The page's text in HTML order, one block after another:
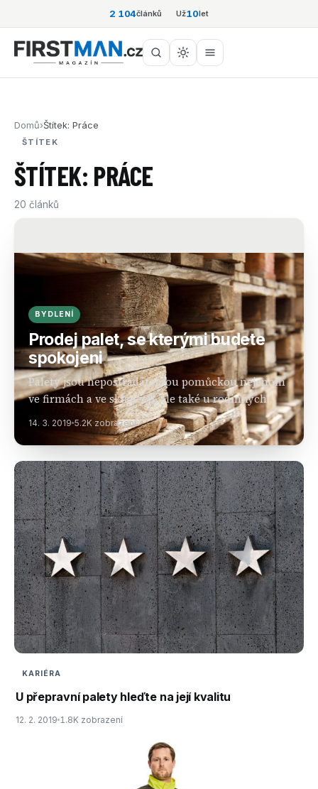
2 104článků Už10let
Domů›Štítek: Práce
ŠTÍTEK
ŠTÍTEK: PRÁCE
20 článků
BYDLENÍ
Prodej palet, se kterými budete
spokojeni
Palety jsou nepostradatelnou pomůckou nejenom
ve firmách a ve skladech, ale také u rodinných
domů. Tento prvek je totiž ideálním doplňkem pro
skladování nejrůznějších věcí. Nemusí to být
jenom zboží skladované…
14. 3. 2019 5.2K zobrazení
KARIÉRA
U přepravní palety hleďte na její kvalitu
12. 2. 2019 1.8K zobrazení